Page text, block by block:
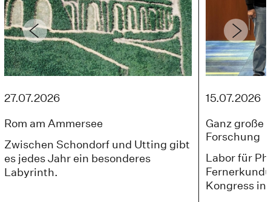
27.07.2026
Rom am Ammersee
Zwischen Schondorf und Utting gibt
es jedes Jahr ein besonderes
Labyrinth.
15.07.2026
Ganz große
Forschung
Labor für
Kongress in